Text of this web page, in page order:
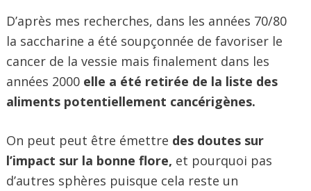
D’après mes recherches, dans les années 70/80
la saccharine a été soupçonnée de favoriser le
cancer de la vessie mais finalement dans les
années 2000 elle a été retirée de la liste des
aliments potentiellement cancérigènes.
On peut peut être émettre des doutes sur
l’impact sur la bonne flore, et pourquoi pas
d’autres sphères puisque cela reste un